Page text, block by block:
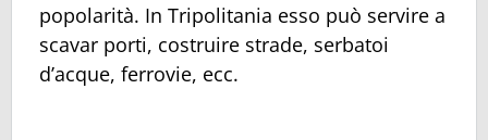
popolarità. In Tripolitania esso può servire a
scavar porti, costruire strade, serbatoi
d’acque, ferrovie, ecc.